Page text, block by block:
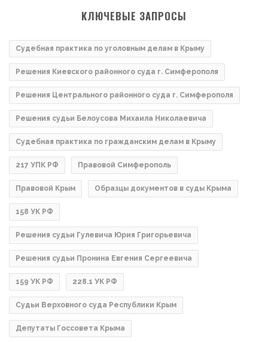
КЛЮЧЕВЫЕ ЗАПРОСЫ
Судебная практика по уголовным делам в Крыму
Решения Киевского районного суда г. Симферополя
Решения Центрального районного суда г. Симферополя
Решения судьи Белоусова Михаила Николаевича
Судебная практика по гражданским делам в Крыму
217 УПК РФ Правовой Симферополь
Правовой Крым Образцы документов в суды Крыма
158 УК РФ
Решения судьи Гулевича Юрия Григорьевича
Решения судьи Пронина Евгения Сергеевича
159 УК РФ 228.1 УК РФ
Судьи Верховного суда Республики Крым
Депутаты Госсовета Крыма